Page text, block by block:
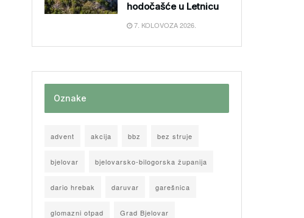
hodočašće u Letnicu
7. KOLOVOZA 2026.
Oznake
advent akcija bbz bez struje
bjelovar bjelovarsko-bilogorska županija
dario hrebak daruvar garešnica
glomazni otpad Grad Bjelovar